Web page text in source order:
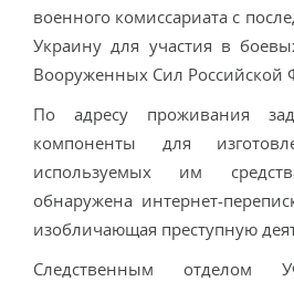
военного комиссариата с
Украину для участия в
Вооруженных Сил Российской
По адресу проживания
компоненты для
используемых им
обнаружена интернет-
изобличающая преступную
Следственным